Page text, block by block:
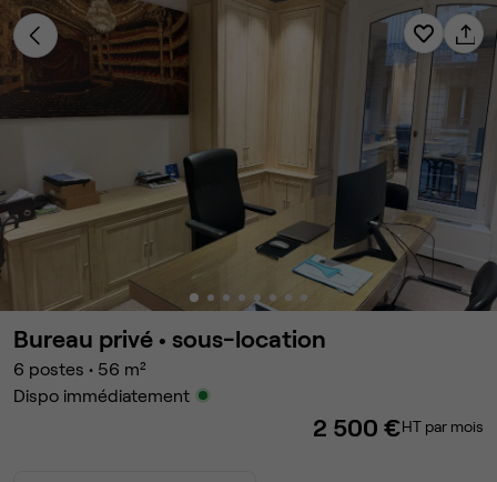
Bureau privé • sous-location
6 postes • 56 m²
Dispo immédiatement
2 500 €HT par mois